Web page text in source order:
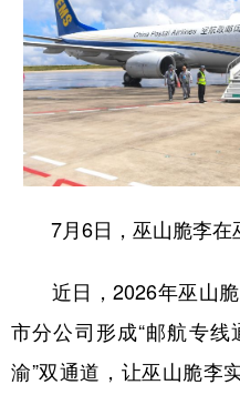
7月6日，巫山脆李在
近日，2026年巫山脆
市分公司形成“邮航专
渝”双通道，让巫山脆李